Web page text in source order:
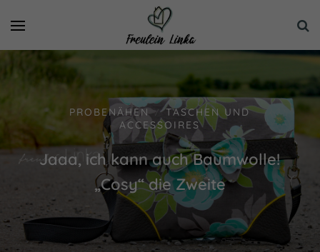
PROBENÄHEN /
TASCHEN UND
ACCESSOIRES
Jaaa, ich kann auch Baumwolle!
„Cosy“ die Zweite